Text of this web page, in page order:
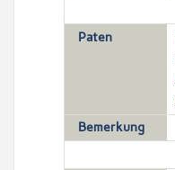
Paten
Bemerkung